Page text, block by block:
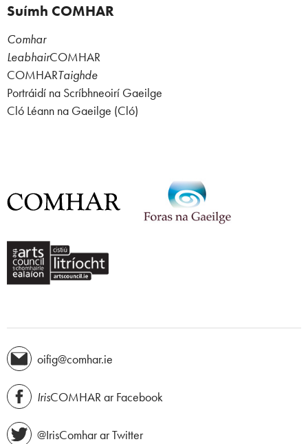
Suímh COMHAR
Comhar
LeabhairCOMHAR
COMHARTaighde
Portráidí na Scríbhneoirí Gaeilge
Cló Léann na Gaeilge (Cló)
oifig@comhar.ie
IrisCOMHAR ar Facebook
@IrisComhar ar Twitter